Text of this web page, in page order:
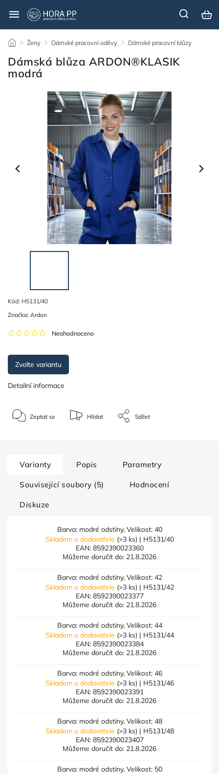
/ Ženy / Dámské pracovní oděvy / Dámské pracovní blůzy
Dámská blůza ARDON®KLASIK
modrá
Kód: H5131/40
Neohodnoceno
Značka: Ardon
Zvolte variantu
Detailní informace
Zeptat se Hlídat Sdílet
Varianty Popis Parametry
Související soubory (5) Hodnocení
Diskuze
Barva: modré odstíny, Velikost: 40
Skladem u dodavatele (>3 ks) | H5131/40
EAN: 8592390023360
Můžeme doručit do: 21.8.2026
Barva: modré odstíny, Velikost: 42
Skladem u dodavatele (>3 ks) | H5131/42
EAN: 8592390023377
Můžeme doručit do: 21.8.2026
Barva: modré odstíny, Velikost: 44
Skladem u dodavatele (>3 ks) | H5131/44
EAN: 8592390023384
Můžeme doručit do: 21.8.2026
Barva: modré odstíny, Velikost: 46
Skladem u dodavatele (>3 ks) | H5131/46
EAN: 8592390023391
Můžeme doručit do: 21.8.2026
Barva: modré odstíny, Velikost: 48
Skladem u dodavatele (>3 ks) | H5131/48
EAN: 8592390023407
Můžeme doručit do: 21.8.2026
Barva: modré odstíny, Velikost: 50